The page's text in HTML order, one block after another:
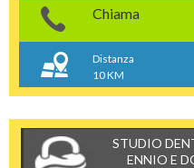
Chiama
Distanza
10 KM
STUDIO
ENNIO E